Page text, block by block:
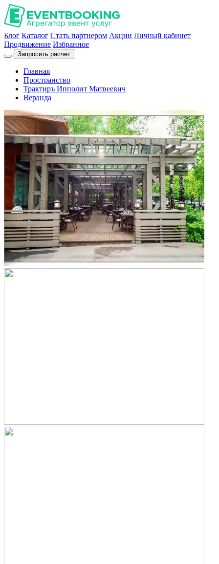
Блог Каталог Стать партнером Акции Личный кабинет
Продвижение Избранное
Запросить расчет
Главная
Пространство
Трактиръ Ипполит Матвеевич
Веранда